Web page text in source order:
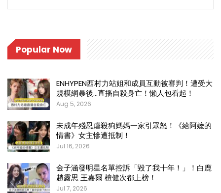
Popular Now
ENHYPEN西村力站姐和成員互動被審判！遭受大
規模網暴後…直播自殺身亡！懶人包看起！
Aug 5, 2026
未成年殘忍虐殺狗媽媽一家引眾怒！《給阿嬤的
情書》女主慘遭抵制！
Jul 16, 2026
金子涵發明星名單控訴「毀了我十年！」！白鹿
趙露思 王嘉爾 檀健次都上榜！
Jul 7, 2026